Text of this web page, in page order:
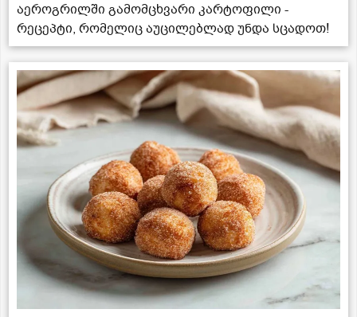
აეროგრილში გამომცხვარი კარტოფილი -
რეცეპტი, რომელიც აუცილებლად უნდა სცადოთ!